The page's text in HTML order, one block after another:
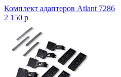
Комплект адаптеров Atlant 7286
2 150 p